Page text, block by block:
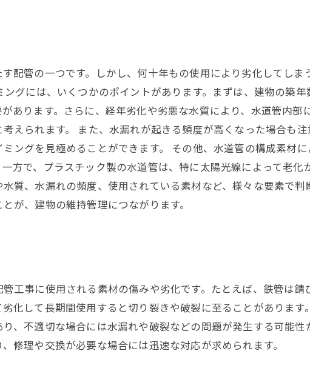
配管の一つです。しかし、何十年もの使用により劣化してし
グには、いくつかのポイントがあります。まずは、建物の築
あります。さらに、経年劣化や劣悪な水質により、水道管内
えられます。 また、水漏れが起きる頻度が高くなった場合も
ングを見極めることができます。 その他、水道管の構成素材
方で、プラスチック製の水道管は、特に太陽光線によって老
質、水漏れの頻度、使用されている素材など、様々な要素で
が、建物の維持管理につながります。
工事に使用される素材の傷みや劣化です。たとえば、鉄管は錆
化して長期間使用すると切り裂きや破裂に至ることがありま
、不適切な場合には水漏れや破裂などの問題が発生する可能性
修理や交換が必要な場合には迅速な対応が求められます。